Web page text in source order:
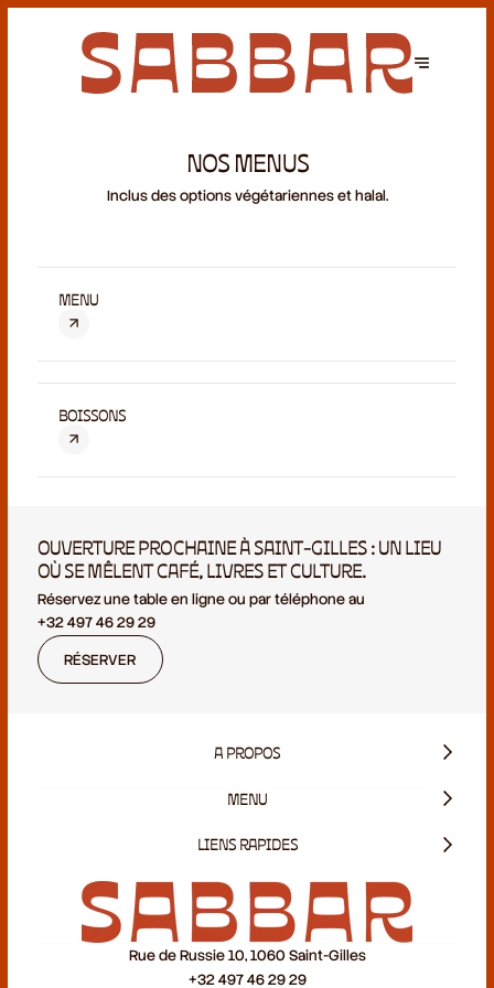
NOS MENUS
Inclus des options végétariennes et halal.
MENU
BOISSONS
OUVERTURE PROCHAINE À SAINT-GILLES : UN LIEU
OÙ SE MÊLENT CAFÉ, LIVRES ET CULTURE.
Réservez une table en ligne ou par téléphone au
+32 497 46 29 29
RÉSERVER
A PROPOS
MENU
LIENS RAPIDES
Rue de Russie 10, 1060 Saint-Gilles
+32 497 46 29 29